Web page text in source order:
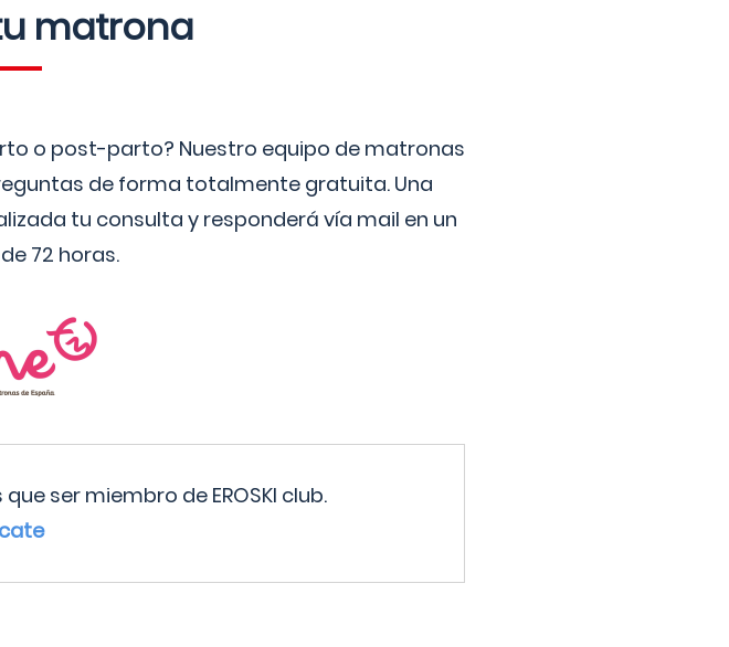
matrona
o post-parto? Nuestro equipo de matronas
de forma totalmente gratuita. Una
tu consulta y responderá vía mail en un
72 horas.
ser miembro de EROSKI club.